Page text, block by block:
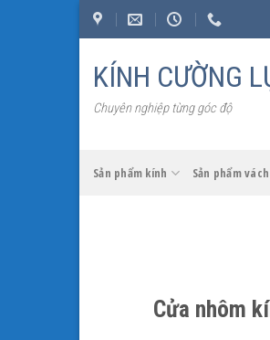
Skip
content
KÍNH CƯỜNG
Chuyên nghiệp từng góc độ
Sản phẩm kính Sản phẩm
Cửa nhôm